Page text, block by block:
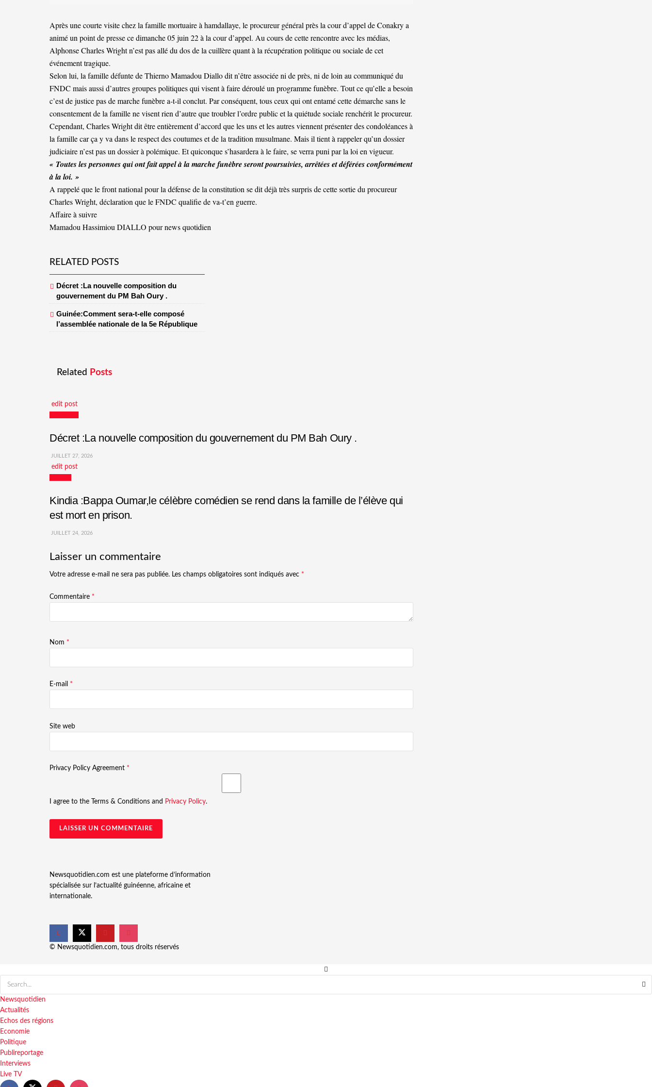
Après une courte visite chez la famille mortuaire à hamdallaye, le procureur général près la cour d’appel de Conakry a
animé un point de presse ce dimanche 05 juin 22 à la cour d’appel. Au cours de cette rencontre avec les médias,
Alphonse Charles Wright n’est pas allé du dos de la cuillère quant à la récupération politique ou sociale de cet
événement tragique.
Selon lui, la famille défunte de Thierno Mamadou Diallo dit n’être associée ni de près, ni de loin au communiqué du
FNDC mais aussi d’autres groupes politiques qui visent à faire déroulé un programme funèbre. Tout ce qu’elle a besoin
c’est de justice pas de marche funèbre a-t-il conclut. Par conséquent, tous ceux qui ont entamé cette démarche sans le
consentement de la famille ne visent rien d’autre que troubler l’ordre public et la quiétude sociale renchérit le procureur.
Cependant, Charles Wright dit être entièrement d’accord que les uns et les autres viennent présenter des condoléances à
la famille car ça y va dans le respect des coutumes et de la tradition musulmane. Mais il tient à rappeler qu’un dossier
judiciaire n’est pas un dossier à polémique. Et quiconque s’hasardera à le faire, se verra puni par la loi en vigueur.
« Toutes les personnes qui ont fait appel à la marche funèbre seront poursuivies, arrêtées et déférées conformément
à la loi. »
A rappelé que le front national pour la défense de la constitution se dit déjà très surpris de cette sortie du procureur
Charles Wright, déclaration que le FNDC qualifie de va-t’en guerre.
Affaire à suivre
Mamadou Hassimiou DIALLO pour news quotidien
RELATED POSTS
Décret :La nouvelle composition du
gouvernement du PM Bah Oury .
Guinée:Comment sera-t-elle composé
l’assemblée nationale de la 5e République
Related Posts
edit post
Décret :La nouvelle composition du gouvernement du PM Bah Oury .
JUILLET 27, 2026
edit post
Kindia :Bappa Oumar,le célèbre comédien se rend dans la famille de l’élève qui
est mort en prison.
JUILLET 24, 2026
Laisser un commentaire
Votre adresse e-mail ne sera pas publiée. Les champs obligatoires sont indiqués avec *
Commentaire *
Nom *
E-mail *
Site web
Privacy Policy Agreement *
I agree to the Terms & Conditions and Privacy Policy.
Newsquotidien.com est une plateforme d’information
spécialisée sur l’actualité guinéenne, africaine et
internationale.
© Newsquotidien.com, tous droits réservés
Newsquotidien
Actualités
Echos des régions
Economie
Politique
Publireportage
Interviews
Live TV